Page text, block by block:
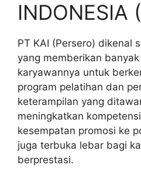
INDONESIA
PT KAI (Persero) dikenal
yang memberikan
karyawannya untuk
program pelatihan dan
keterampilan yang
meningkatkan
kesempatan promosi ke
juga terbuka lebar bagi
berprestasi.